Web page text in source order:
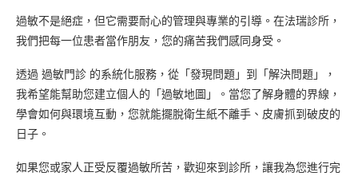
過敏不是絕症，但它需要耐心的管理與專業的引導。在法瑞診所，
我們把每一位患者當作朋友，您的痛苦我們感同身受。
透過 過敏門診 的系統化服務，從「發現問題」到「解決問題」，
我希望能幫助您建立個人的「過敏地圖」。當您了解身體的界線，
學會如何與環境互動，您就能擺脫衛生紙不離手、皮膚抓到破皮的
日子。
如果您或家人正受反覆過敏所苦，歡迎來到診所，讓我為您進行完